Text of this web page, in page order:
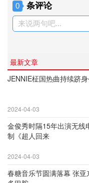
0 条评论
来说两句吧...
最新文章
JENNIE柾国热曲持续跻
2024-04-03
金俊秀时隔15年出演无线
制《超人回来
2024-04-03
春糖音乐节圆满落幕 张